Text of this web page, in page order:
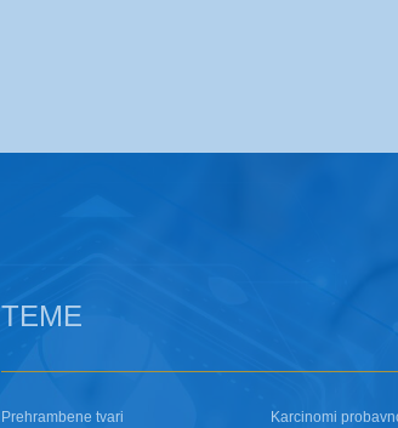
TEME
Prehrambene tvari Karcinomi